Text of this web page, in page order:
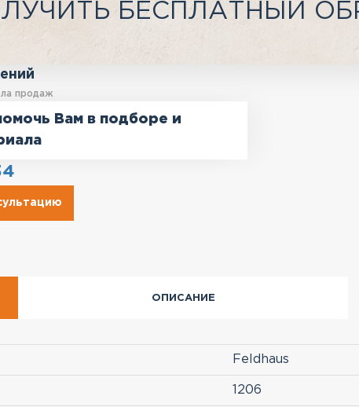
БЕСПЛАТНЫЙ
продаж
Вам в подборе и
ОПИСАНИЕ
Feldhaus
1206